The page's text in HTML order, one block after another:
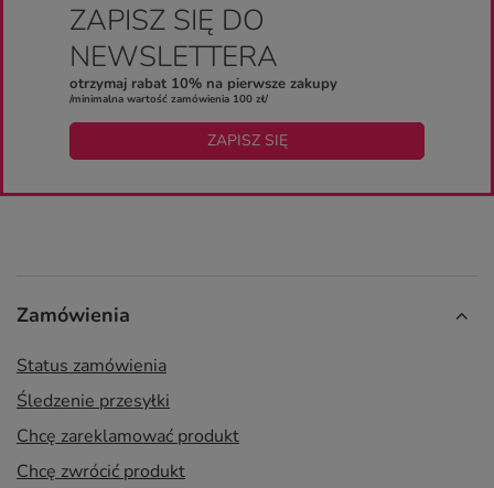
ZAPISZ SIĘ DO
NEWSLETTERA
otrzymaj rabat 10% na pierwsze zakupy
/minimalna wartość zamówienia 100 zł/
ZAPISZ SIĘ
Zamówienia
Status zamówienia
Śledzenie przesyłki
Chcę zareklamować produkt
Chcę zwrócić produkt